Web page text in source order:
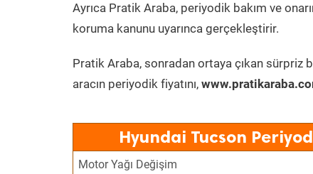
Ayrıca Pratik Araba, periyodik bakım ve
koruma kanunu uyarınca gerçekleştirir.
Pratik Araba, sonradan ortaya çıkan sürpriz
aracın periyodik fiyatını,
Hyundai Tucson
Motor Yağı Değişim